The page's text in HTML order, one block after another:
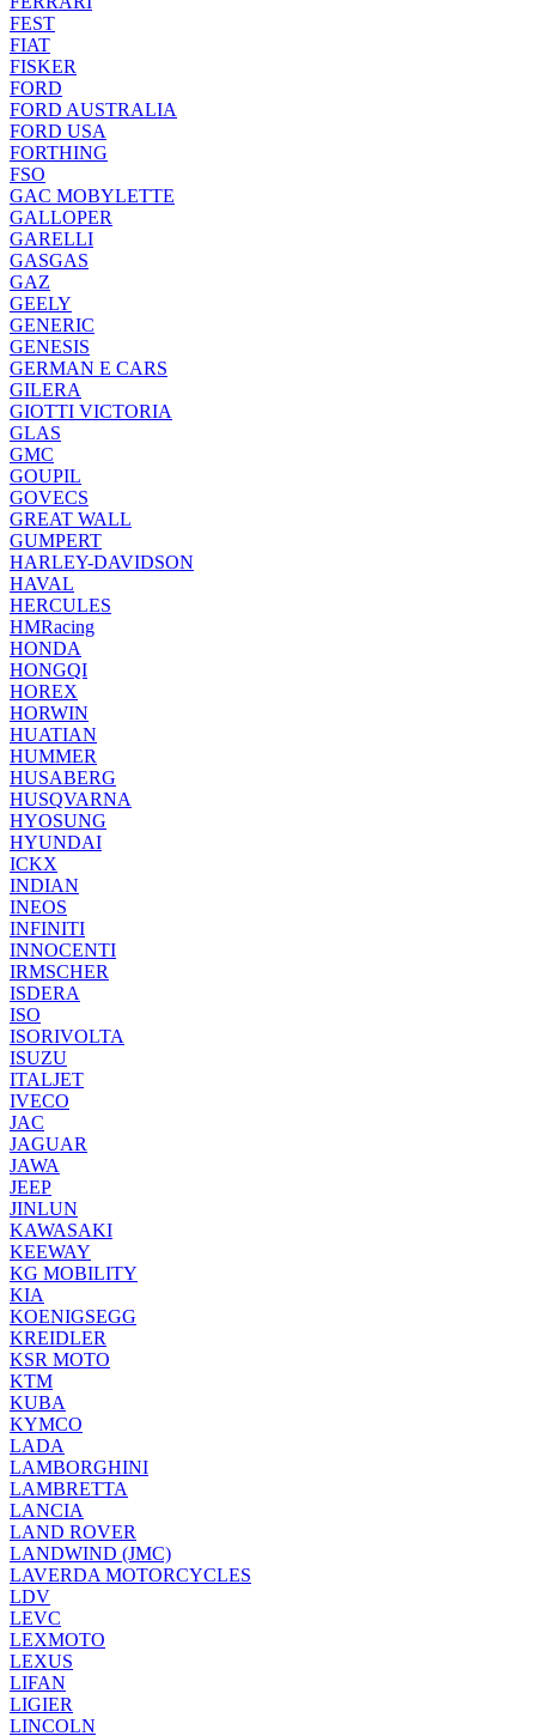
FEST
FIAT
FISKER
FORD
FORD AUSTRALIA
FORD USA
FORTHING
FSO
GAC MOBYLETTE
GALLOPER
GARELLI
GASGAS
GAZ
GEELY
GENERIC
GENESIS
GERMAN E CARS
GILERA
GIOTTI VICTORIA
GLAS
GMC
GOUPIL
GOVECS
GREAT WALL
GUMPERT
HARLEY-DAVIDSON
HAVAL
HERCULES
HMRacing
HONDA
HONGQI
HOREX
HORWIN
HUATIAN
HUMMER
HUSABERG
HUSQVARNA
HYOSUNG
HYUNDAI
ICKX
INDIAN
INEOS
INFINITI
INNOCENTI
IRMSCHER
ISDERA
ISO
ISORIVOLTA
ISUZU
ITALJET
IVECO
JAC
JAGUAR
JAWA
JEEP
JINLUN
KAWASAKI
KEEWAY
KG MOBILITY
KIA
KOENIGSEGG
KREIDLER
KSR MOTO
KTM
KUBA
KYMCO
LADA
LAMBORGHINI
LAMBRETTA
LANCIA
LAND ROVER
LANDWIND (JMC)
LAVERDA MOTORCYCLES
LDV
LEVC
LEXMOTO
LEXUS
LIFAN
LIGIER
LINCOLN